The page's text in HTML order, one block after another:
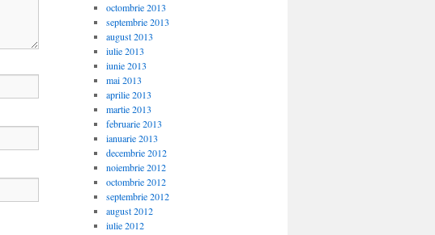
octombrie 2013
septembrie 2013
august 2013
iulie 2013
iunie 2013
mai 2013
aprilie 2013
martie 2013
februarie 2013
ianuarie 2013
decembrie 2012
noiembrie 2012
octombrie 2012
septembrie 2012
august 2012
iulie 2012